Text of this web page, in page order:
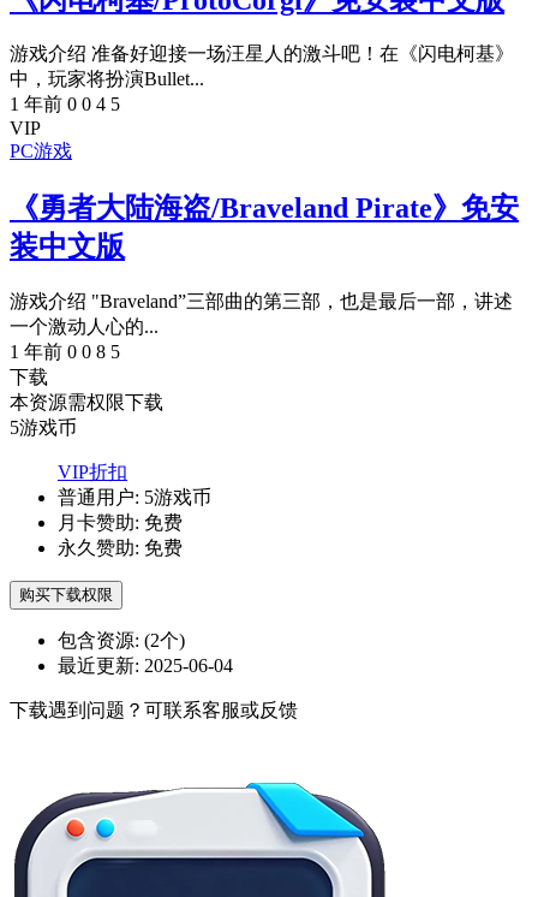
游戏介绍 准备好迎接一场汪星人的激斗吧！在《闪电柯基》
中，玩家将扮演Bullet...
1 年前 0 0 4 5
VIP
PC游戏
《勇者大陆海盗/Braveland Pirate》免安
装中文版
游戏介绍 "Braveland”三部曲的第三部，也是最后一部，讲述
一个激动人心的...
1 年前 0 0 8 5
下载
本资源需权限下载
5游戏币
VIP折扣
普通用户: 5游戏币
月卡赞助: 免费
永久赞助: 免费
购买下载权限
包含资源: (2个)
最近更新: 2025-06-04
下载遇到问题？可联系客服或反馈